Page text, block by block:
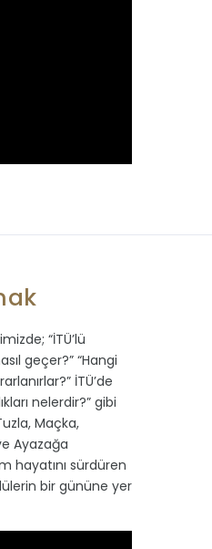
“İTÜ’lü
geçer?” “Hangi
İTÜ’de
nelerdir?” gibi
Maçka,
Ayazağa
hayatını sürdüren
bir gününe yer